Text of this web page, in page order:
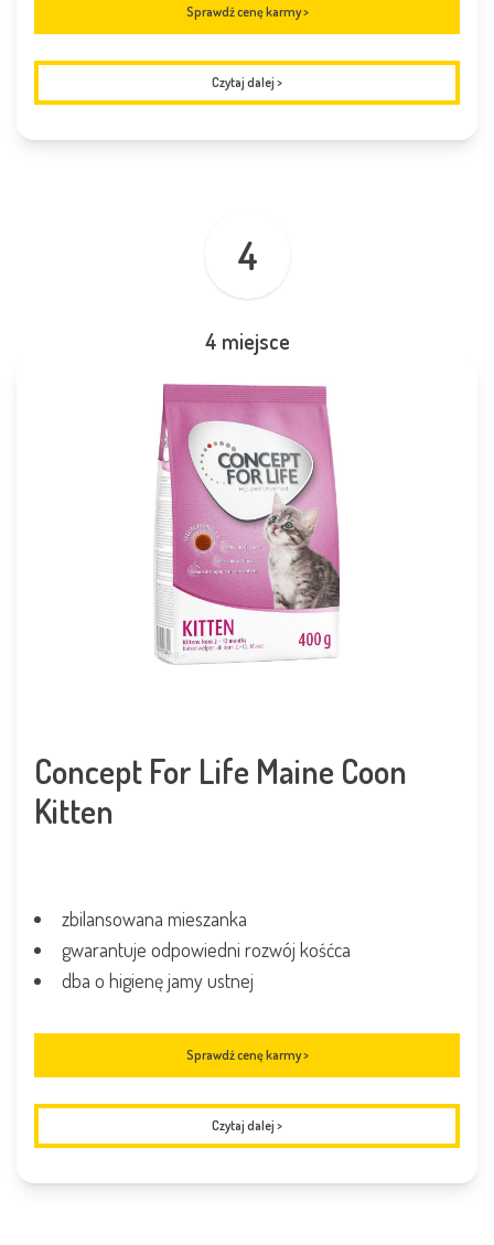
Sprawdź cenę karmy >
Czytaj dalej >
4
4 miejsce
Concept For Life Maine Coon
Kitten
zbilansowana mieszanka
gwarantuje odpowiedni rozwój kośćca
dba o higienę jamy ustnej
Sprawdź cenę karmy >
Czytaj dalej >